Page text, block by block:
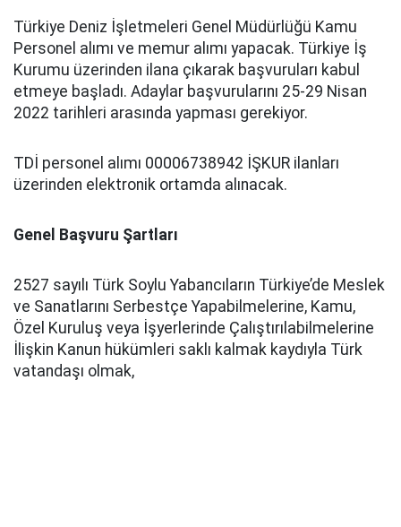
Türkiye Deniz İşletmeleri Genel Müdürlüğü Kamu
Personel alımı ve memur alımı yapacak. Türkiye İş
Kurumu üzerinden ilana çıkarak başvuruları kabul
etmeye başladı. Adaylar başvurularını 25-29 Nisan
2022 tarihleri arasında yapması gerekiyor.
TDİ personel alımı 00006738942 İŞKUR ilanları
üzerinden elektronik ortamda alınacak.
Genel Başvuru Şartları
2527 sayılı Türk Soylu Yabancıların Türkiye’de Meslek
ve Sanatlarını Serbestçe Yapabilmelerine, Kamu,
Özel Kuruluş veya İşyerlerinde Çalıştırılabilmelerine
İlişkin Kanun hükümleri saklı kalmak kaydıyla Türk
vatandaşı olmak,